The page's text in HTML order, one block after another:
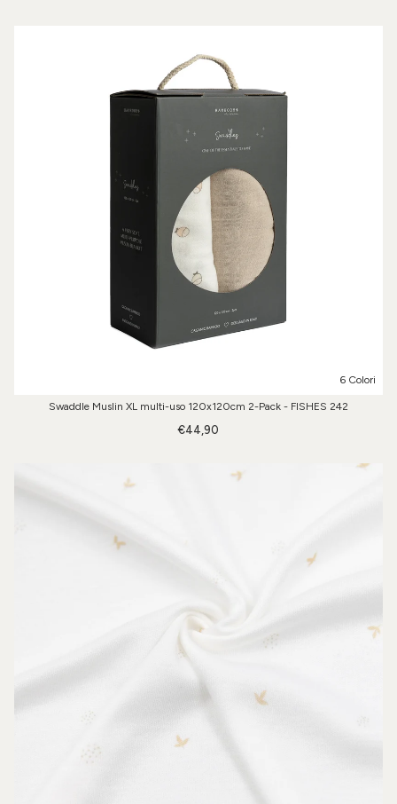
6 Colori
Swaddle Muslin XL multi-uso 120x120cm 2-Pack - FISHES 242
€44,90